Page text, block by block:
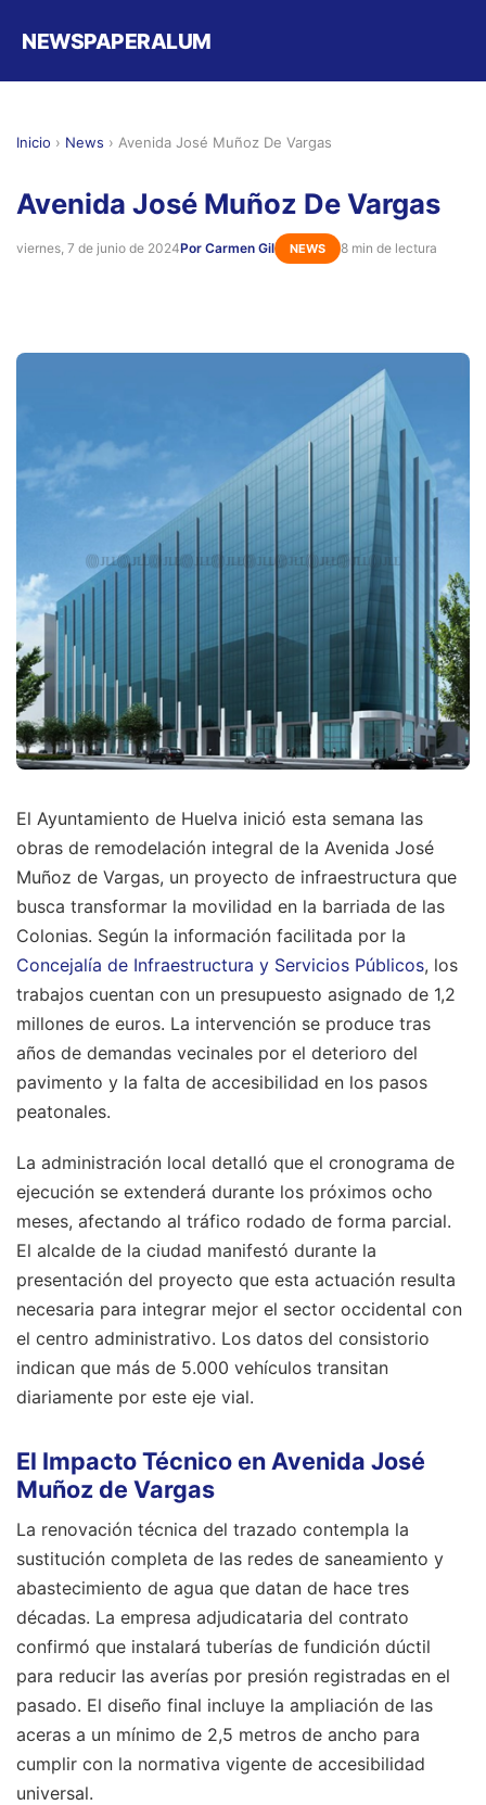
NEWSPAPERALUM
Inicio › News › Avenida José Muñoz De Vargas
Avenida José Muñoz De Vargas
viernes, 7 de junio de 2024Por Carmen Gil NEWS 8 min de lectura
El Ayuntamiento de Huelva inició esta semana las
obras de remodelación integral de la Avenida José
Muñoz de Vargas, un proyecto de infraestructura que
busca transformar la movilidad en la barriada de las
Colonias. Según la información facilitada por la
Concejalía de Infraestructura y Servicios Públicos, los
trabajos cuentan con un presupuesto asignado de 1,2
millones de euros. La intervención se produce tras
años de demandas vecinales por el deterioro del
pavimento y la falta de accesibilidad en los pasos
peatonales.
La administración local detalló que el cronograma de
ejecución se extenderá durante los próximos ocho
meses, afectando al tráfico rodado de forma parcial.
El alcalde de la ciudad manifestó durante la
presentación del proyecto que esta actuación resulta
necesaria para integrar mejor el sector occidental con
el centro administrativo. Los datos del consistorio
indican que más de 5.000 vehículos transitan
diariamente por este eje vial.
El Impacto Técnico en Avenida José
Muñoz de Vargas
La renovación técnica del trazado contempla la
sustitución completa de las redes de saneamiento y
abastecimiento de agua que datan de hace tres
décadas. La empresa adjudicataria del contrato
confirmó que instalará tuberías de fundición dúctil
para reducir las averías por presión registradas en el
pasado. El diseño final incluye la ampliación de las
aceras a un mínimo de 2,5 metros de ancho para
cumplir con la normativa vigente de accesibilidad
universal.